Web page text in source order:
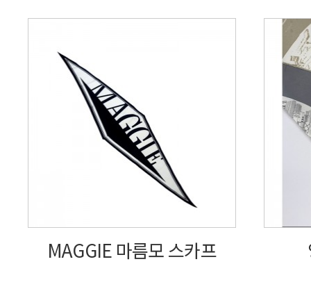
MAGGIE 마름모 스카프